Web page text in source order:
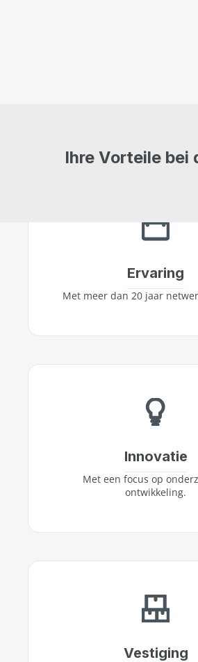
Ihre Vorteile bei
Ervaring
Met meer dan 20 jaar
Innovatie
Met een focus op
ontwikkeling.
Vestiging